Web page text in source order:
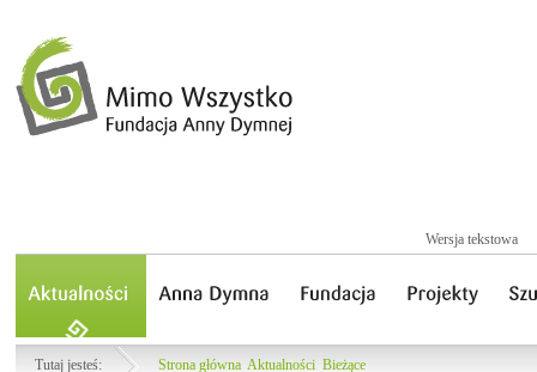
Wersja tekstowa
Tutaj jesteś: Strona główna Aktualności Bieżące